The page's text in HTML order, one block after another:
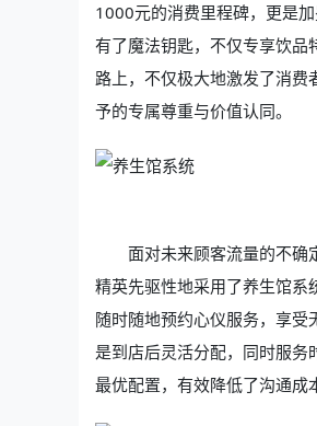
1000元的消费里程碑，更是
有了魔法钥匙，不仅专享饮
路上，不仅极大地激发了消
予的专属尊重与价值认同。
面对未来顾客流量的不确
精英先驱性地采用了养生馆系
随时随地预约心仪服务，享
是到店后灵活分配，同时服务
最优配置，有效降低了沟通成